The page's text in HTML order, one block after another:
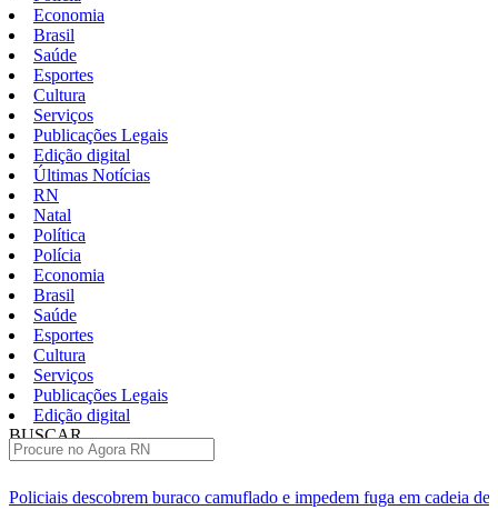
Economia
Brasil
Saúde
Esportes
Cultura
Serviços
Publicações Legais
Edição digital
Últimas Notícias
RN
Natal
Política
Polícia
Economia
Brasil
Saúde
Esportes
Cultura
Serviços
Publicações Legais
Edição digital
BUSCAR
camuflado e impedem fuga em cadeia de Ceará-Mirim